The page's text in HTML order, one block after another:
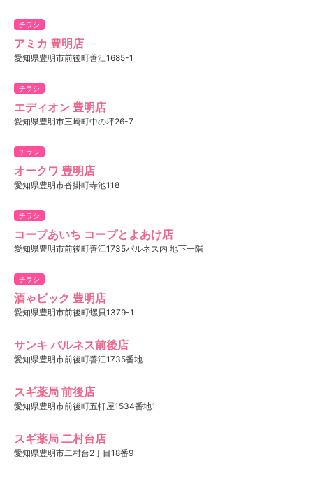
チラシ
アミカ 豊明店
愛知県豊明市前後町善江1685-1
チラシ
エディオン 豊明店
愛知県豊明市三崎町中の坪26-7
チラシ
オークワ 豊明店
愛知県豊明市沓掛町寺池118
チラシ
コープあいち コープとよあけ店
愛知県豊明市前後町善江1735パルネス内 地下一階
チラシ
酒ゃビック 豊明店
愛知県豊明市前後町螺貝1379-1
サンキ パルネス前後店
愛知県豊明市前後町善江1735番地
スギ薬局 前後店
愛知県豊明市前後町五軒屋1534番地1
スギ薬局 二村台店
愛知県豊明市二村台2丁目18番9